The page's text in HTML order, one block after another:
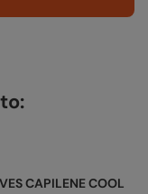
CAPILENE COOL